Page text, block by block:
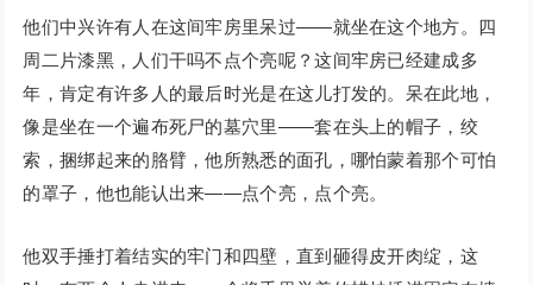
他们中兴许有人在这间牢房里呆过——就坐在这个地方。四
周二片漆黑，人们干吗不点个亮呢？这间牢房已经建成多
年，肯定有许多人的最后时光是在这儿打发的。呆在此地，
像是坐在一个遍布死尸的墓穴里——套在头上的帽子，绞
索，捆绑起来的胳臂，他所熟悉的面孔，哪怕蒙着那个可怕
的罩子，他也能认出来——点个亮，点个亮。
他双手捶打着结实的牢门和四壁，直到砸得皮开肉绽，这